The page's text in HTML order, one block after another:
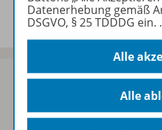
Sofort profitieren
Datenerhebung gemäß
DSGVO, § 25 TDDDG ein.
Alle
Alle